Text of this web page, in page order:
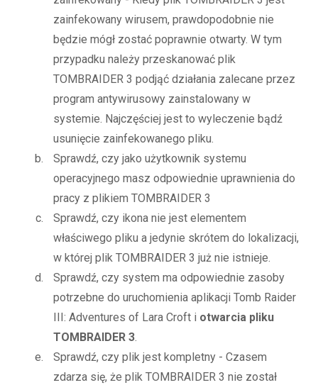
zainfekowany wirusem, prawdopodobnie nie
będzie mógł zostać poprawnie otwarty. W tym
przypadku należy przeskanować plik
TOMBRAIDER 3 podjąć działania zalecane przez
program antywirusowy zainstalowany w
systemie. Najczęściej jest to wyleczenie bądź
usunięcie zainfekowanego pliku.
Sprawdź, czy jako użytkownik systemu
operacyjnego masz odpowiednie uprawnienia do
pracy z plikiem TOMBRAIDER 3
Sprawdź, czy ikona nie jest elementem
właściwego pliku a jedynie skrótem do lokalizacji,
w której plik TOMBRAIDER 3 już nie istnieje.
Sprawdź, czy system ma odpowiednie zasoby
potrzebne do uruchomienia aplikacji Tomb Raider
III: Adventures of Lara Croft i otwarcia pliku
TOMBRAIDER 3.
Sprawdź, czy plik jest kompletny - Czasem
zdarza się, że plik TOMBRAIDER 3 nie został